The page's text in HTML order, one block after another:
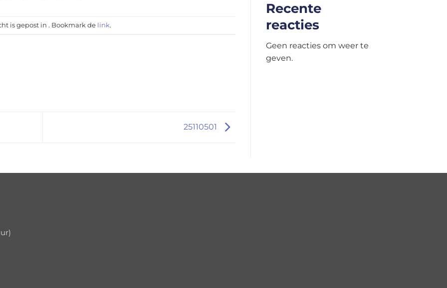
is gepost in . Bookmark de link.
25110501
Recente
reacties
Geen reacties om weer te
geven.